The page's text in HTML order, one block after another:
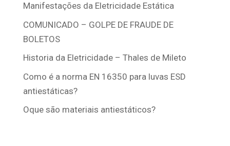
Manifestações da Eletricidade Estática
COMUNICADO – GOLPE DE FRAUDE DE
BOLETOS
Historia da Eletricidade – Thales de Mileto
Como é a norma EN 16350 para luvas ESD
antiestáticas?
Oque são materiais antiestáticos?